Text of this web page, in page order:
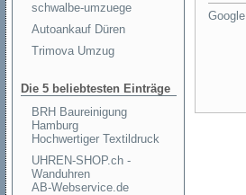
schwalbe-umzuege
Autoankauf Düren
Trimova Umzug
Die 5 beliebtesten Einträge
BRH Baureinigung
Hamburg
Hochwertiger Textildruck
UHREN-SHOP.ch -
Wanduhren
AB-Webservice.de
Google